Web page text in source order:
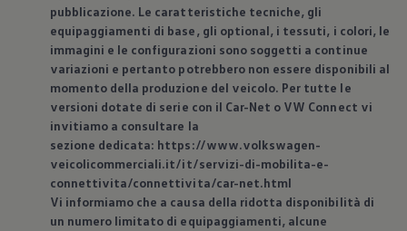
pubblicazione. Le caratteristiche tecniche, gli
equipaggiamenti di base, gli optional, i tessuti, i colori, le
immagini e le configurazioni sono soggetti a continue
variazioni e pertanto potrebbero non essere disponibili al
momento della produzione del veicolo. Per tutte le
versioni dotate di serie con il Car-Net o VW Connect vi
invitiamo a consultare la
sezione dedicata: https://www.volkswagen-
veicolicommerciali.it/it/servizi-di-mobilita-e-
connettivita/connettivita/car-net.html
Vi informiamo che a causa della ridotta disponibilità di
un numero limitato di equipaggiamenti, alcune